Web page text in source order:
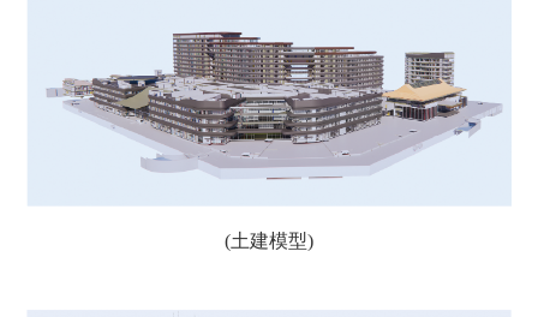
(土建模型)